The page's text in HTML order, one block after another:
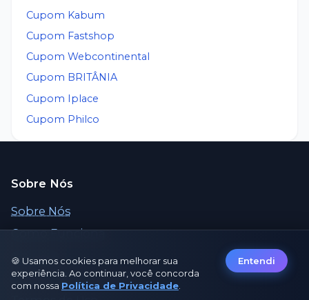
Cupom Kabum
Cupom Fastshop
Cupom Webcontinental
Cupom BRITÂNIA
Cupom Iplace
Cupom Philco
Sobre Nós
Sobre Nós
Como Funciona
Contato
Política de Privacidade
🍪 Usamos cookies para melhorar sua
experiência. Ao continuar, você concorda
com nossa Política de Privacidade
Entendi